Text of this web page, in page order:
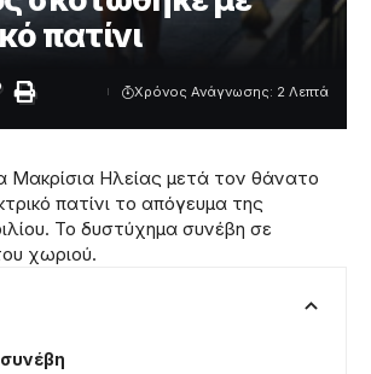
πατίνι
Χρόνος Ανάγνωσης: 2 Λεπτά
Μακρίσια Ηλείας μετά τον θάνατο
πατίνι το απόγευμα της
Το δυστύχημα συνέβη σε
χωριού.